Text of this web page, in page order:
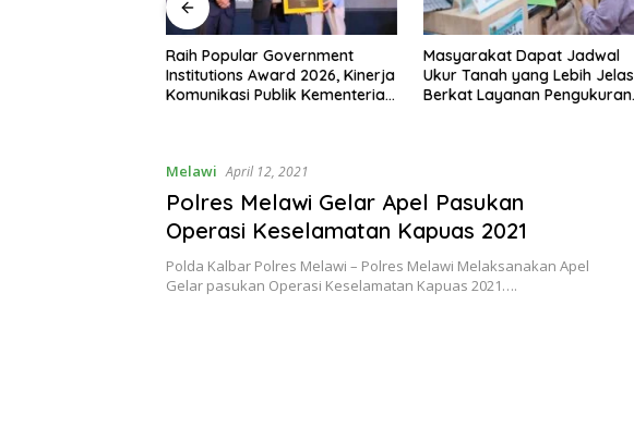
Raih Popular Government
Institutions Award 2026, Kinerja
Komunikasi Publik Kementerian
Masyarakat Dapat Jadwal
Ukur Tanah yang Lebih Jelas
Berkat Layanan Pengukuran
Melawi April 12, 2021
Polres Melawi Gelar Apel Pasukan
Operasi Keselamatan Kapuas 2021
Polda Kalbar Polres Melawi – Polres Melawi Melaksanakan Apel
Gelar pasukan Operasi Keselamatan Kapuas 2021….